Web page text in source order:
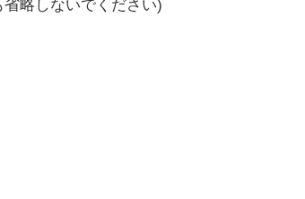
略しないでください)